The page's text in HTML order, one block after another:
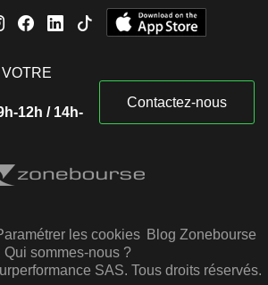
12h / 14h-
Contactez-nous
les cookies Blog Zonebourse
Qui sommes-nous ?
SAS. Tous droits réservés.